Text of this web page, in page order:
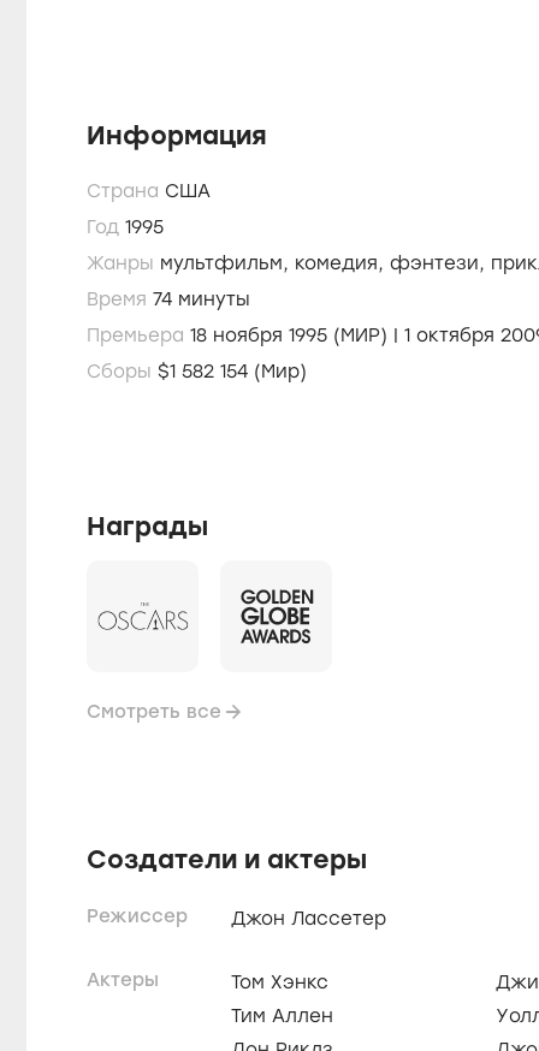
Информация
Страна США
Год 1995
Жанры мультфильм, комедия, фэнтези,
Время
74 минуты
Премьера
18 ноября 1995 (МИР) | 1
Сборы $1 582 154 (Мир)
Награды
Смотреть все
Создатели и актеры
Режиссер Джон Лассетер
Актеры
Том Хэнкс
Тим Аллен